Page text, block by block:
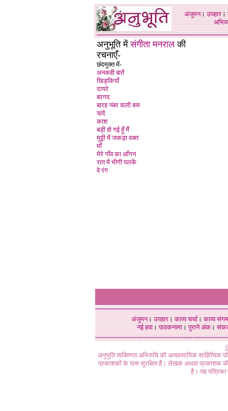
अंजुमन।उपहार।
अनुभूति मेंसंगीता मनराल की
रचनाएँ-
छंदमुक्त में-
अनकही बातें
खिड़कियाँ
दायरे
बरगद
बारह नंबर वाली बस
यादें
काश
बड़ी हो गई हूँ मैं
मुठ्ठी में जकड़ा वक्त
माँ
मेरे गाँव का आँगन
रात में भीगी पलकें
वे रंग
अंजुमन।उपहार।काव्य चर्चा।काव्य संगम
नई हवा। पाठकनामा। पुराने अंक।
अनुभूति व्यक्तिगत अभिरुचि की अव्यवसायिक
प्रकाशकों के पास सुरक्षित हैं। लेखक अथवा प्रकाशक की
है। यह पत्रिका